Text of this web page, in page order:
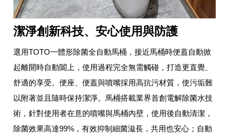
潔淨創新科技、安心使用與防護
選用TOTO一體形除菌全自動馬桶，接近馬桶時便蓋自動掀
起離開時自動闔上，使用過程完全無需觸碰，打造更直覺、
舒適的享受。便座、便蓋與噴嘴採用高抗污材質，使污垢難
以附著並且隨時保持潔淨。馬桶搭載業界首創電解除菌水技
術，針對使用者在意的噴嘴與馬桶內壁，使用後自動清潔，
除菌效果高達99%，有效抑制細菌滋長，共用也安心；自動